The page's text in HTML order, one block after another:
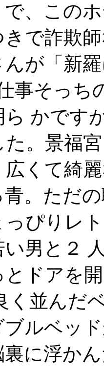
で、この
で詐欺
んが「新
事そっ
ら かです
た。景福
広くて綺
。ただ
っぴりレ
男と２
とドアを
く並んだ
ルベッ
裏に浮か